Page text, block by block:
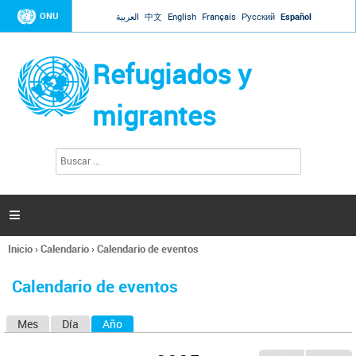
Jump to navigation
ONU العربية 中文 English Français Русский Español
Refugiados y
migrantes
l
s

Se
usted
Inicio›Calendario›Calendario de eventos
Calendario de eventos
Mes Día Año